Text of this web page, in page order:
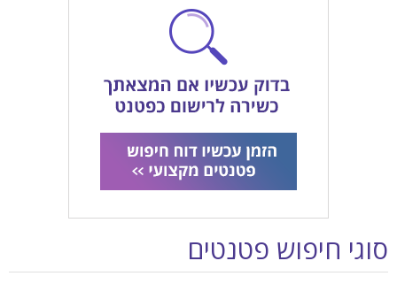
סוגי חיפוש פטנטים